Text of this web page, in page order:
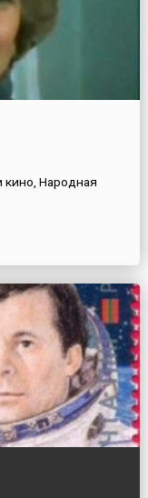
кино, Народная